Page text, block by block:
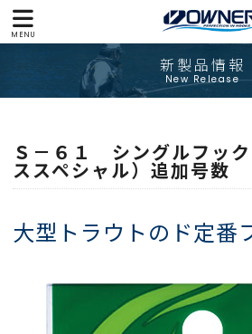
MENU
新製品情報
New Release
Ｓ－６１ シングルフッ
ススペシャル）追加号数
大型トラウトのド定番